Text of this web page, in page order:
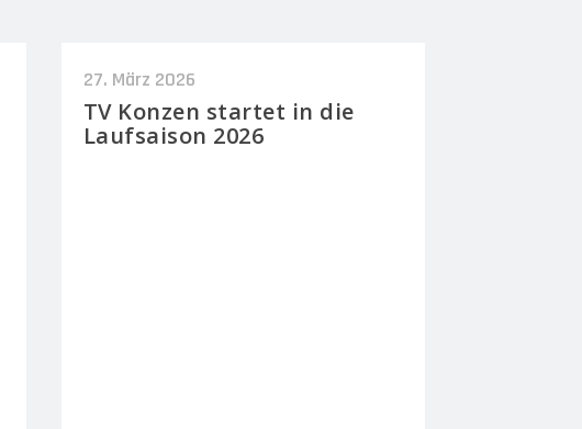
27. März 2026
TV Konzen startet in die
Laufsaison 2026